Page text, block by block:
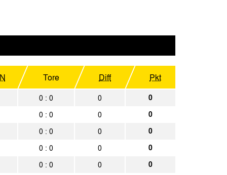
N Tore Diff Pkt
0 : 0 0 0
0 : 0 0 0
0 : 0 0 0
0 : 0 0 0
0 : 0 0 0